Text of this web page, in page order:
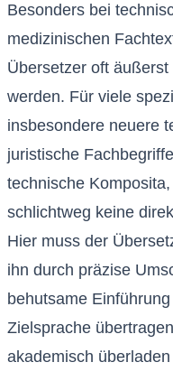
Besonders bei
medizinischen
Übersetzer oft
werden. Für viele
insbesondere neuere
juristische
technische
schlichtweg keine
Hier muss der
ihn durch präzise
behutsame
Zielsprache
akademisch